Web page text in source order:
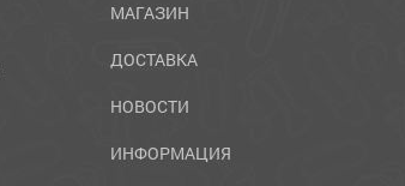
МАГАЗИН
ДОСТАВКА
НОВОСТИ
ИНФОРМАЦИЯ